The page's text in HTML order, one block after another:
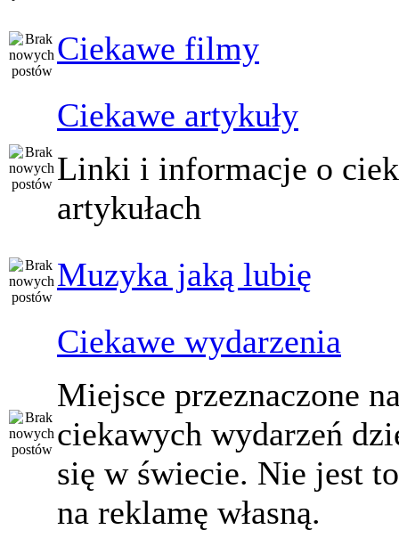
Ciekawe filmy
Ciekawe artykuły
Linki i informacje o
artykułach
Muzyka jaką lubię
Ciekawe wydarzenia
Miejsce przeznaczone
ciekawych wydarzeń
się w świecie. Nie jest
na reklamę własną.